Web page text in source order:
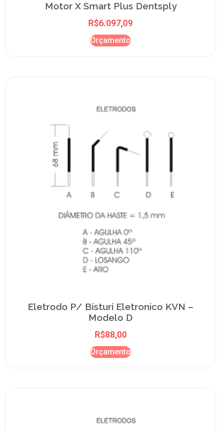
Motor X Smart Plus Dentsply
R$6.097,09
Orçamento
Eletrodo P/ Bisturí Eletronico KVN –
Modelo D
R$88,00
Orçamento